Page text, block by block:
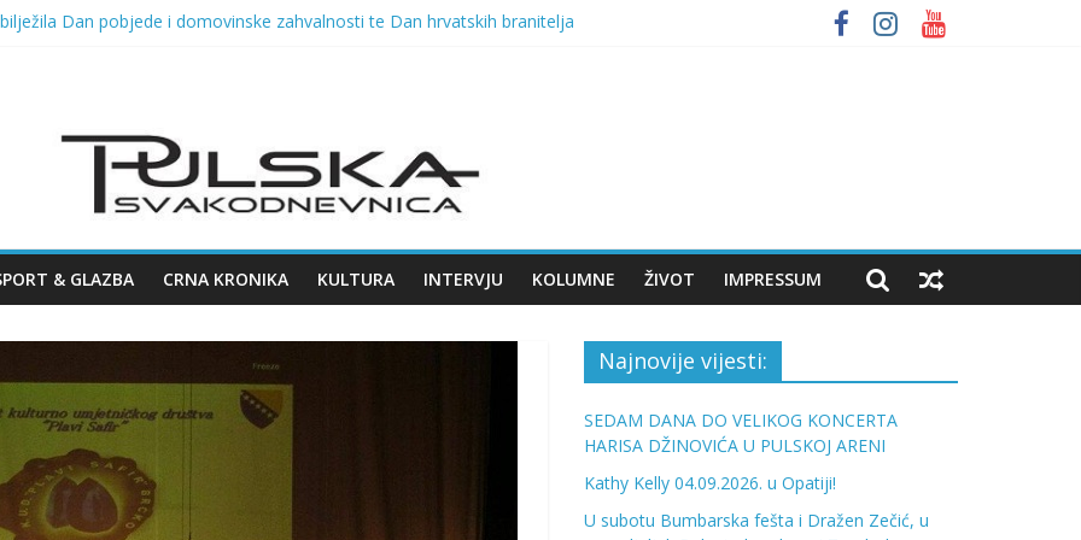
Dan pobjede i domovinske zahvalnosti te Dan hrvatskih branitelja
& GLAZBA CRNA KRONIKA KULTURA INTERVJU KOLUMNE ŽIVOT IMPRESSUM
Najnovije vijesti:
SEDAM DANA DO VELIKOG KONCERTA
HARISA DŽINOVIĆA U PULSKOJ ARENI
Kathy Kelly 04.09.2026. u Opatiji!
U subotu Bumbarska fešta i Dražen Zečić, u